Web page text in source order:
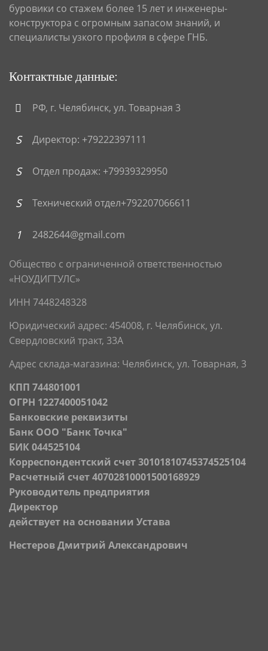
буровики со стажем более 15 лет и инженеры-
конструктора с огромным запасом знаний, и
специалисты узкого профиля в сфере ГНБ.
Контактные данные:
РФ, г. Челябинск, ул. Товарная 3
Директор: +79222397111
Отдел продаж: +79939329950
Технический отдел+792207066611
2482644@gmail.com
Общество с ограниченной ответственностью
«НОУДИГТУЛС»
ИНН 7448248328
Юридический адрес: 454008, г. Челябинск, ул.
Свердловский тракт, 33А
Адрес склада-магазина: Челябинск, ул. Товарная, 3
КПП 744801001
ОГРН 1227400051042
Банковские реквизиты
Банк ООО "Банк Точка"
БИК 044525104
Корреспондентский счет 30101810745374525104
Расчетный счет 40702810001500168929
Руководитель предприятия
Директор
действует на основании Устава
Нестеров Дмитрий Александрович